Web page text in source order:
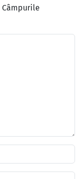
Câmpurile